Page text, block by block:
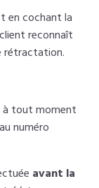
en cochant la
reconnaît
rétractation.
à tout moment
numéro
avant la